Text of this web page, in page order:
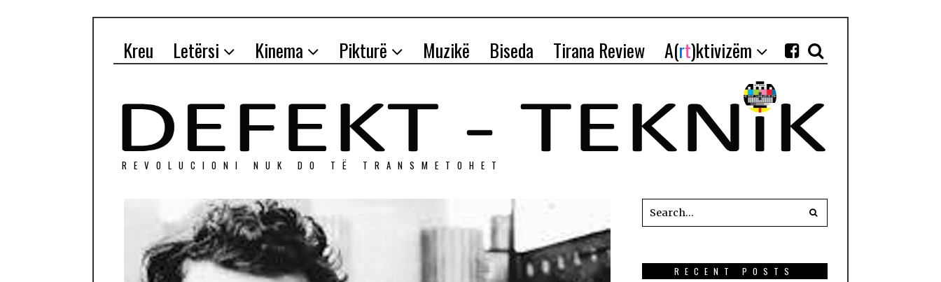
Kreu Letërsi Kinema Pikturë Muzikë Biseda Tirana Review A(rt)ktivizëm
REVOLUCIONI NUK DO TЁ TRANSMETOHET
RECENT POSTS